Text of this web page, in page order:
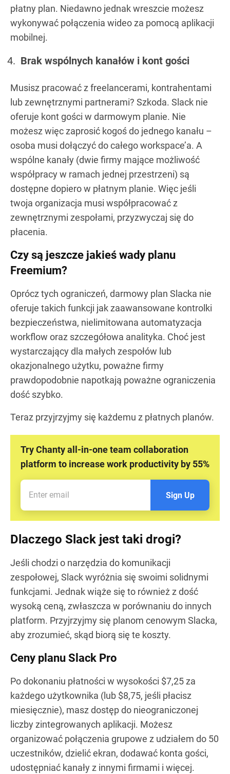
płatny plan. Niedawno jednak wreszcie możesz
wykonywać połączenia wideo za pomocą aplikacji
mobilnej.
Brak wspólnych kanałów i kont gości
Musisz pracować z freelancerami, kontrahentami
lub zewnętrznymi partnerami? Szkoda. Slack nie
oferuje kont gości w darmowym planie. Nie
możesz więc zaprosić kogoś do jednego kanału –
osoba musi dołączyć do całego workspace’a. A
wspólne kanały (dwie firmy mające możliwość
współpracy w ramach jednej przestrzeni) są
dostępne dopiero w płatnym planie. Więc jeśli
twoja organizacja musi współpracować z
zewnętrznymi zespołami, przyzwyczaj się do
płacenia.
Czy są jeszcze jakieś wady planu
Freemium?
Oprócz tych ograniczeń, darmowy plan Slacka nie
oferuje takich funkcji jak zaawansowane kontrolki
bezpieczeństwa, nielimitowana automatyzacja
workflow oraz szczegółowa analityka. Choć jest
wystarczający dla małych zespołów lub
okazjonalnego użytku, poważne firmy
prawdopodobnie napotkają poważne ograniczenia
dość szybko.
Teraz przyjrzyjmy się każdemu z płatnych planów.
Try Chanty all-in-one team collaboration
platform to increase work productivity by 55%
Sign Up
Dlaczego Slack jest taki drogi?
Jeśli chodzi o narzędzia do komunikacji
zespołowej, Slack wyróżnia się swoimi solidnymi
funkcjami. Jednak wiąże się to również z dość
wysoką ceną, zwłaszcza w porównaniu do innych
platform. Przyjrzyjmy się planom cenowym Slacka,
aby zrozumieć, skąd biorą się te koszty.
Ceny planu Slack Pro
Po dokonaniu płatności w wysokości $7,25 za
każdego użytkownika (lub $8,75, jeśli płacisz
miesięcznie), masz dostęp do nieograniczonej
liczby zintegrowanych aplikacji. Możesz
organizować połączenia grupowe z udziałem do 50
uczestników, dzielić ekran, dodawać konta gości,
udostępniać kanały z innymi firmami i więcej.